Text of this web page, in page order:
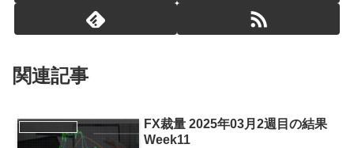
関連記事
FX裁量 2025年03月2週目の結果
Week11